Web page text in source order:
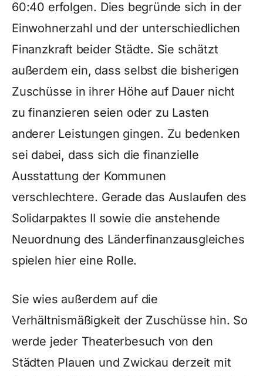
60:40 erfolgen. Dies begründe sich in der
Einwohnerzahl und der unterschiedlichen
Finanzkraft beider Städte. Sie schätzt
außerdem ein, dass selbst die bisherigen
Zuschüsse in ihrer Höhe auf Dauer nicht
zu finanzieren seien oder zu Lasten
anderer Leistungen gingen. Zu bedenken
sei dabei, dass sich die finanzielle
Ausstattung der Kommunen
verschlechtere. Gerade das Auslaufen des
Solidarpaktes II sowie die anstehende
Neuordnung des Länderfinanzausgleiches
spielen hier eine Rolle.
Sie wies außerdem auf die
Verhältnismäßigkeit der Zuschüsse hin. So
werde jeder Theaterbesuch von den
Städten Plauen und Zwickau derzeit mit